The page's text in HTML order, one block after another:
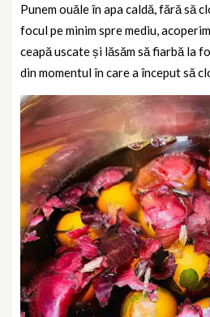
Punem ouăle în apa caldă, fără să
focul pe minim spre mediu,
ceapă uscate și lăsăm să fiarbă la
din momentul în care a început să